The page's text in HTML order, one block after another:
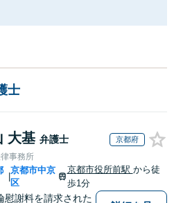
士
大基 弁護士 京都府
事務所
|
京都市中京
区
京都市役所前駅 から徒
歩1分
慰謝料を請求された